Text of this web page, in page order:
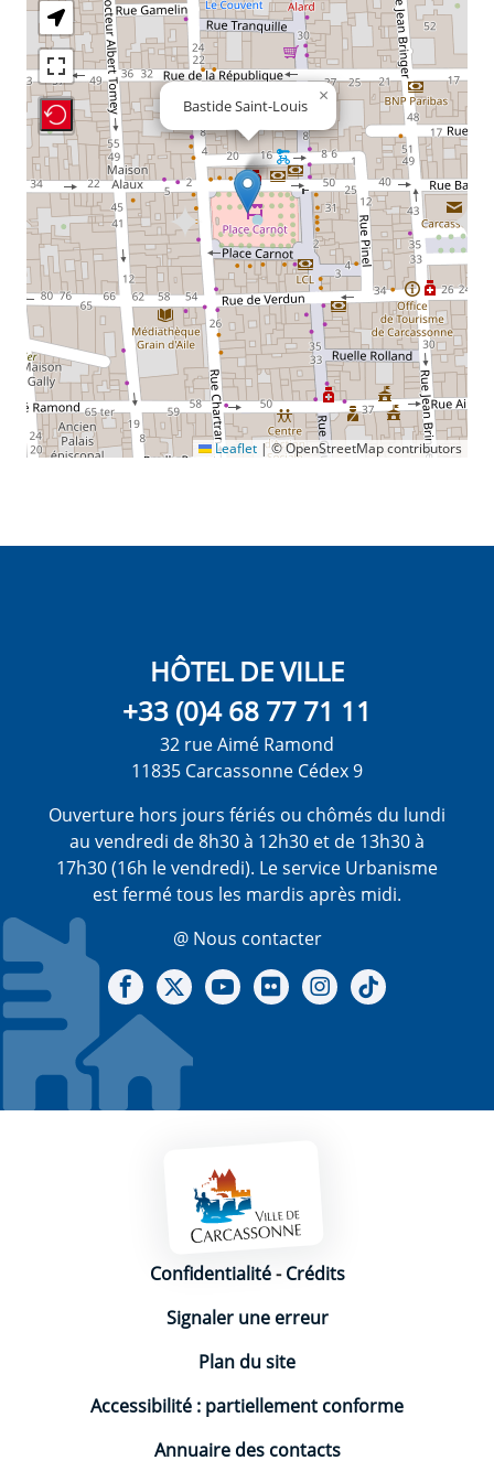
Bastide Saint-Louis ×
Recenter Map
Leaflet |© OpenStreetMap contributors
HÔTEL DE VILLE
+33 (0)4 68 77 71 11
32 rue Aimé Ramond
11835 Carcassonne Cédex 9
Ouverture hors jours fériés ou chômés du lundi
au vendredi de 8h30 à 12h30 et de 13h30 à
17h30 (16h le vendredi). Le service Urbanisme
est fermé tous les mardis après midi.
@ Nous contacter
Notre Facebook
Notre X - (twitter)
Notre chaine Youtube
Notre Gallerie sur Flickr
Notre Instagram
Mentions légales
Confidentialité-Crédits
Signaler une erreur
Plan du site
Accessibilité : partiellement conforme
Annuaire des contacts